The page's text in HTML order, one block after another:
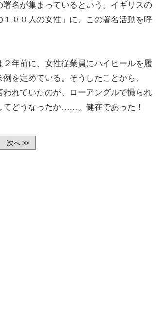
名が集まっているという。イギリスの
００人の女性」に、この署名活動を呼
年前に、女性従業員にハイヒールを履
を定めている。そうしたことから、
われていたのが、ローアングルで撮られ
てどうなったか……。健在であった！
次へ >>